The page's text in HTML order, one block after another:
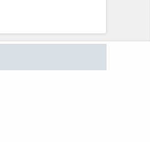
GALERÍAS
ARCHIVO